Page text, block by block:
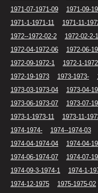
1971-07-1971-09
1971-09-
1971-1-1971-11
1971-11-
1972--1972-02-2
1972-02-2-
1972-04-1972-06
1972-06-
1972-09-1972-1
1972-1-
1972-19-1973
1973-1973-
1973-03-1973-04
1973-04-
1973-06-1973-07
1973-07-
1973-1-1973-11
1973-11-
1974-1974-
1974--1974-03
1974-04-1974-04
1974-04-
1974-06-1974-07
1974-07-
1974-09-3-1974-1
1974-1-
1974-12-1975
1975-1975-02